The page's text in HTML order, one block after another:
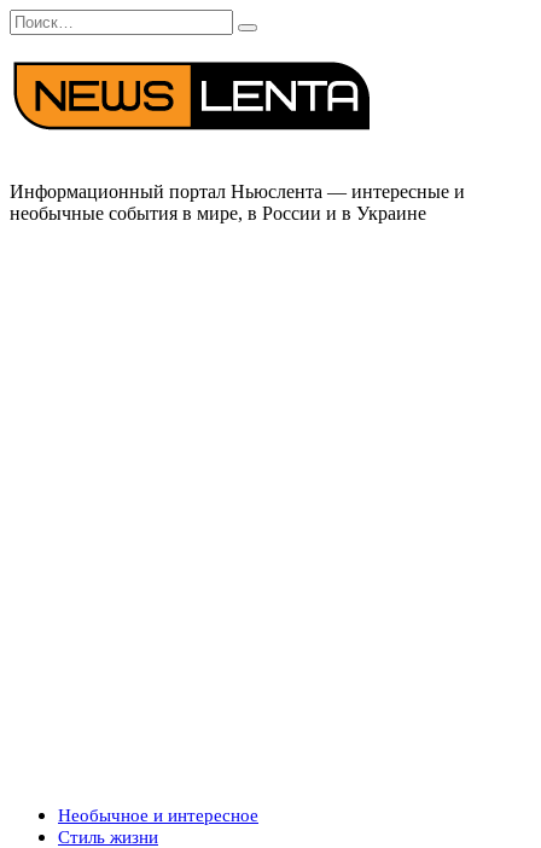
Перейти
к
содержанию
Search
for:
Информационный портал Ньюслента — интересные и
необычные события в мире, в России и в Украине
Необычное и интересное
Стиль жизни